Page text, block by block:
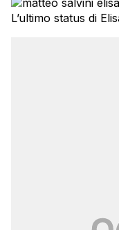
L’ultimo status di